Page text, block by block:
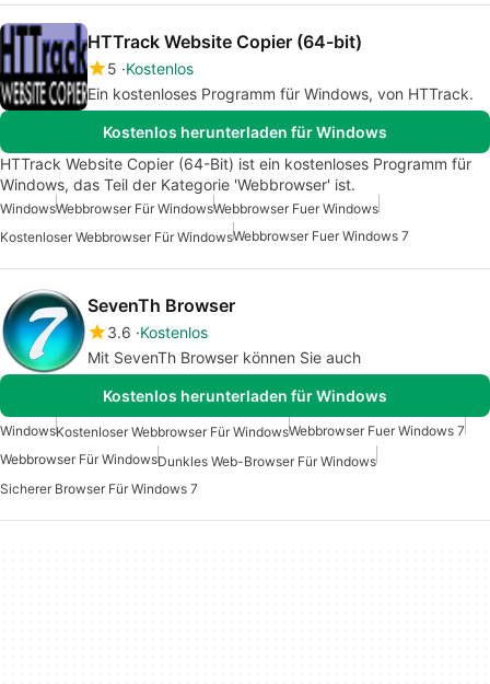
HTTrack Website Copier (64-bit)
5 Kostenlos
Ein kostenloses Programm für Windows, von HTTrack.
Kostenlos herunterladen für Windows
HTTrack Website Copier (64-Bit) ist ein kostenloses Programm für
Windows, das Teil der Kategorie 'Webbrowser' ist.
WindowsWebbrowser Für WindowsWebbrowser Fuer Windows
Kostenloser Webbrowser Für WindowsWebbrowser Fuer Windows 7
SevenTh Browser
3.6 Kostenlos
Mit SevenTh Browser können Sie auch
Kostenlos herunterladen für Windows
WindowsKostenloser Webbrowser Für WindowsWebbrowser Fuer Windows 7
Webbrowser Für WindowsDunkles Web-Browser Für Windows
Sicherer Browser Für Windows 7